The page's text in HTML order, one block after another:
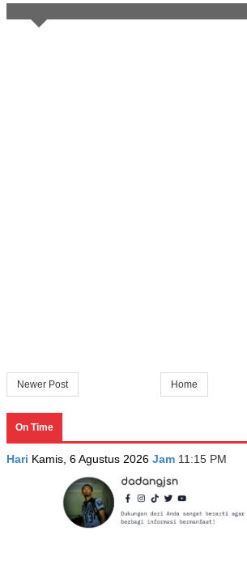
Newer Post Home
On Time
Hari Kamis, 6 Agustus 2026 Jam 11:15 PM